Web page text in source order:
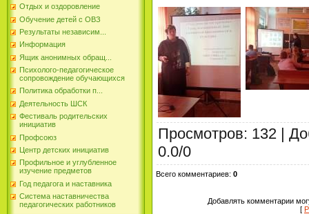
Отдых и оздоровление
Обучение детей с ОВЗ
Результаты независим...
Информация
Ящик анонимных обращ...
Психолого-педагогическое
сопровождение обучающихся
Политика обработки п...
Деятельность ШСК
Фестиваль родительских
инициатив
Профсоюз
Центр детских инициатив
Профильное и углубленное
изучение предметов
Год педагога и наставника
Система наставничества
педагогических работников
Просмотров: 132 |
0.0/0
Всего комментариев: 0
Добавлять комментарии
[